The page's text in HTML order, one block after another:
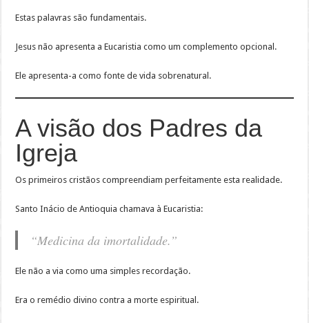
Estas palavras são fundamentais.
Jesus não apresenta a Eucaristia como um complemento opcional.
Ele apresenta-a como fonte de vida sobrenatural.
A visão dos Padres da
Igreja
Os primeiros cristãos compreendiam perfeitamente esta realidade.
Santo Inácio de Antioquia chamava à Eucaristia:
“Medicina da imortalidade.”
Ele não a via como uma simples recordação.
Era o remédio divino contra a morte espiritual.